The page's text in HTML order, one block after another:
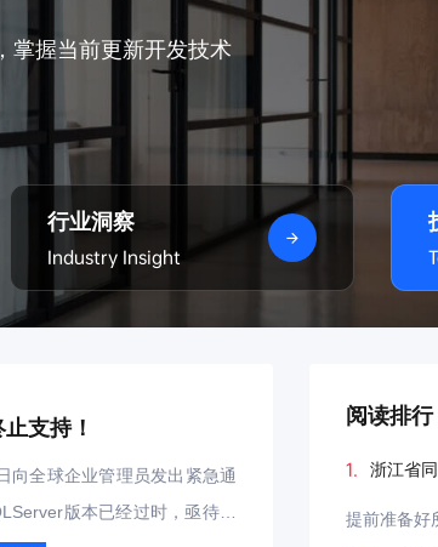
掌握当前更新开发技术
行业洞察
Industry Insight
支持！
向全球企业管理员发出紧急通
版本已经过时，亟待更
阅读排行
1. 浙江省
提前准备好